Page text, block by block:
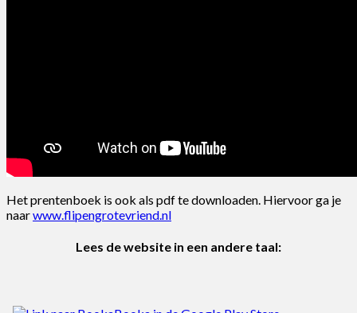
Het prentenboek is ook als pdf te downloaden. Hiervoor ga je
naarwww.flipengrotevriend.nl
Lees de website in een andere taal: